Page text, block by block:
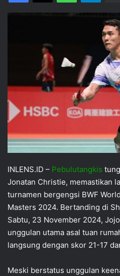
INLENS.ID – Pebulutangkis
Jonatan Christie, memastikan
turnamen bergengsi BWF
Masters 2024. Bertanding di
Sabtu, 23 November 2024,
unggulan utama asal tuan
langsung dengan skor 21-17
Meski berstatus unggulan